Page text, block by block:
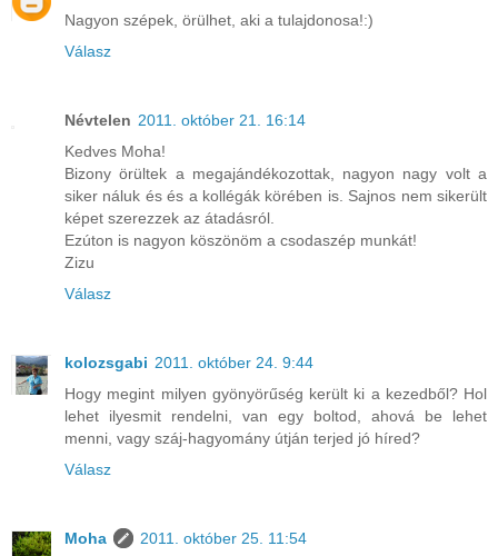
Nagyon szépek, örülhet, aki a tulajdonosa!:)
Válasz
Névtelen 2011. október 21. 16:14
Kedves Moha!
Bizony örültek a megajándékozottak, nagyon nagy volt a
siker náluk és és a kollégák körében is. Sajnos nem sikerült
képet szerezzek az átadásról.
Ezúton is nagyon köszönöm a csodaszép munkát!
Zizu
Válasz
kolozsgabi 2011. október 24. 9:44
Hogy megint milyen gyönyörűség került ki a kezedből? Hol
lehet ilyesmit rendelni, van egy boltod, ahová be lehet
menni, vagy száj-hagyomány útján terjed jó híred?
Válasz
Moha
2011. október 25. 11:54